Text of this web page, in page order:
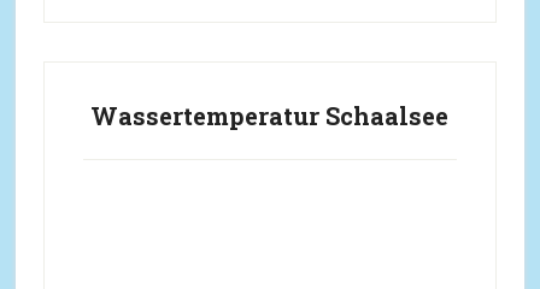
Wassertemperatur Schaalsee